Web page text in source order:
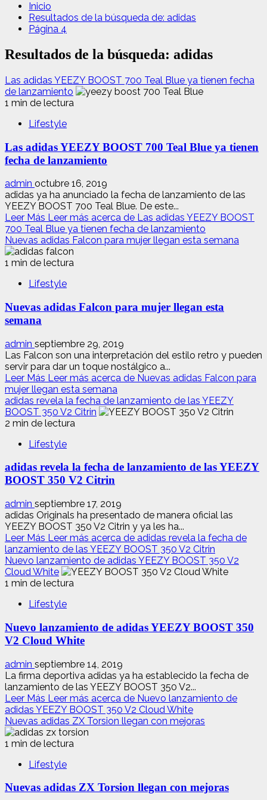
Inicio
Resultados de la búsqueda de: adidas
Página 4
Resultados de la búsqueda: adidas
Las adidas YEEZY BOOST 700 Teal Blue ya tienen fecha
de lanzamiento
1 min de lectura
Lifestyle
Las adidas YEEZY BOOST 700 Teal Blue ya tienen
fecha de lanzamiento
admin octubre 16, 2019
adidas ya ha anunciado la fecha de lanzamiento de las
YEEZY BOOST 700 Teal Blue. De este...
Leer Más Leer más acerca de Las adidas YEEZY BOOST
700 Teal Blue ya tienen fecha de lanzamiento
Nuevas adidas Falcon para mujer llegan esta semana
1 min de lectura
Lifestyle
Nuevas adidas Falcon para mujer llegan esta
semana
admin septiembre 29, 2019
Las Falcon son una interpretación del estilo retro y pueden
servir para dar un toque nostálgico a...
Leer Más Leer más acerca de Nuevas adidas Falcon para
mujer llegan esta semana
adidas revela la fecha de lanzamiento de las YEEZY
BOOST 350 V2 Citrin
2 min de lectura
Lifestyle
adidas revela la fecha de lanzamiento de las YEEZY
BOOST 350 V2 Citrin
admin septiembre 17, 2019
adidas Originals ha presentado de manera oficial las
YEEZY BOOST 350 V2 Citrin y ya les ha...
Leer Más Leer más acerca de adidas revela la fecha de
lanzamiento de las YEEZY BOOST 350 V2 Citrin
Nuevo lanzamiento de adidas YEEZY BOOST 350 V2
Cloud White
1 min de lectura
Lifestyle
Nuevo lanzamiento de adidas YEEZY BOOST 350
V2 Cloud White
admin septiembre 14, 2019
La firma deportiva adidas ya ha establecido la fecha de
lanzamiento de las YEEZY BOOST 350 V2...
Leer Más Leer más acerca de Nuevo lanzamiento de
adidas YEEZY BOOST 350 V2 Cloud White
Nuevas adidas ZX Torsion llegan con mejoras
1 min de lectura
Lifestyle
Nuevas adidas ZX Torsion llegan con mejoras